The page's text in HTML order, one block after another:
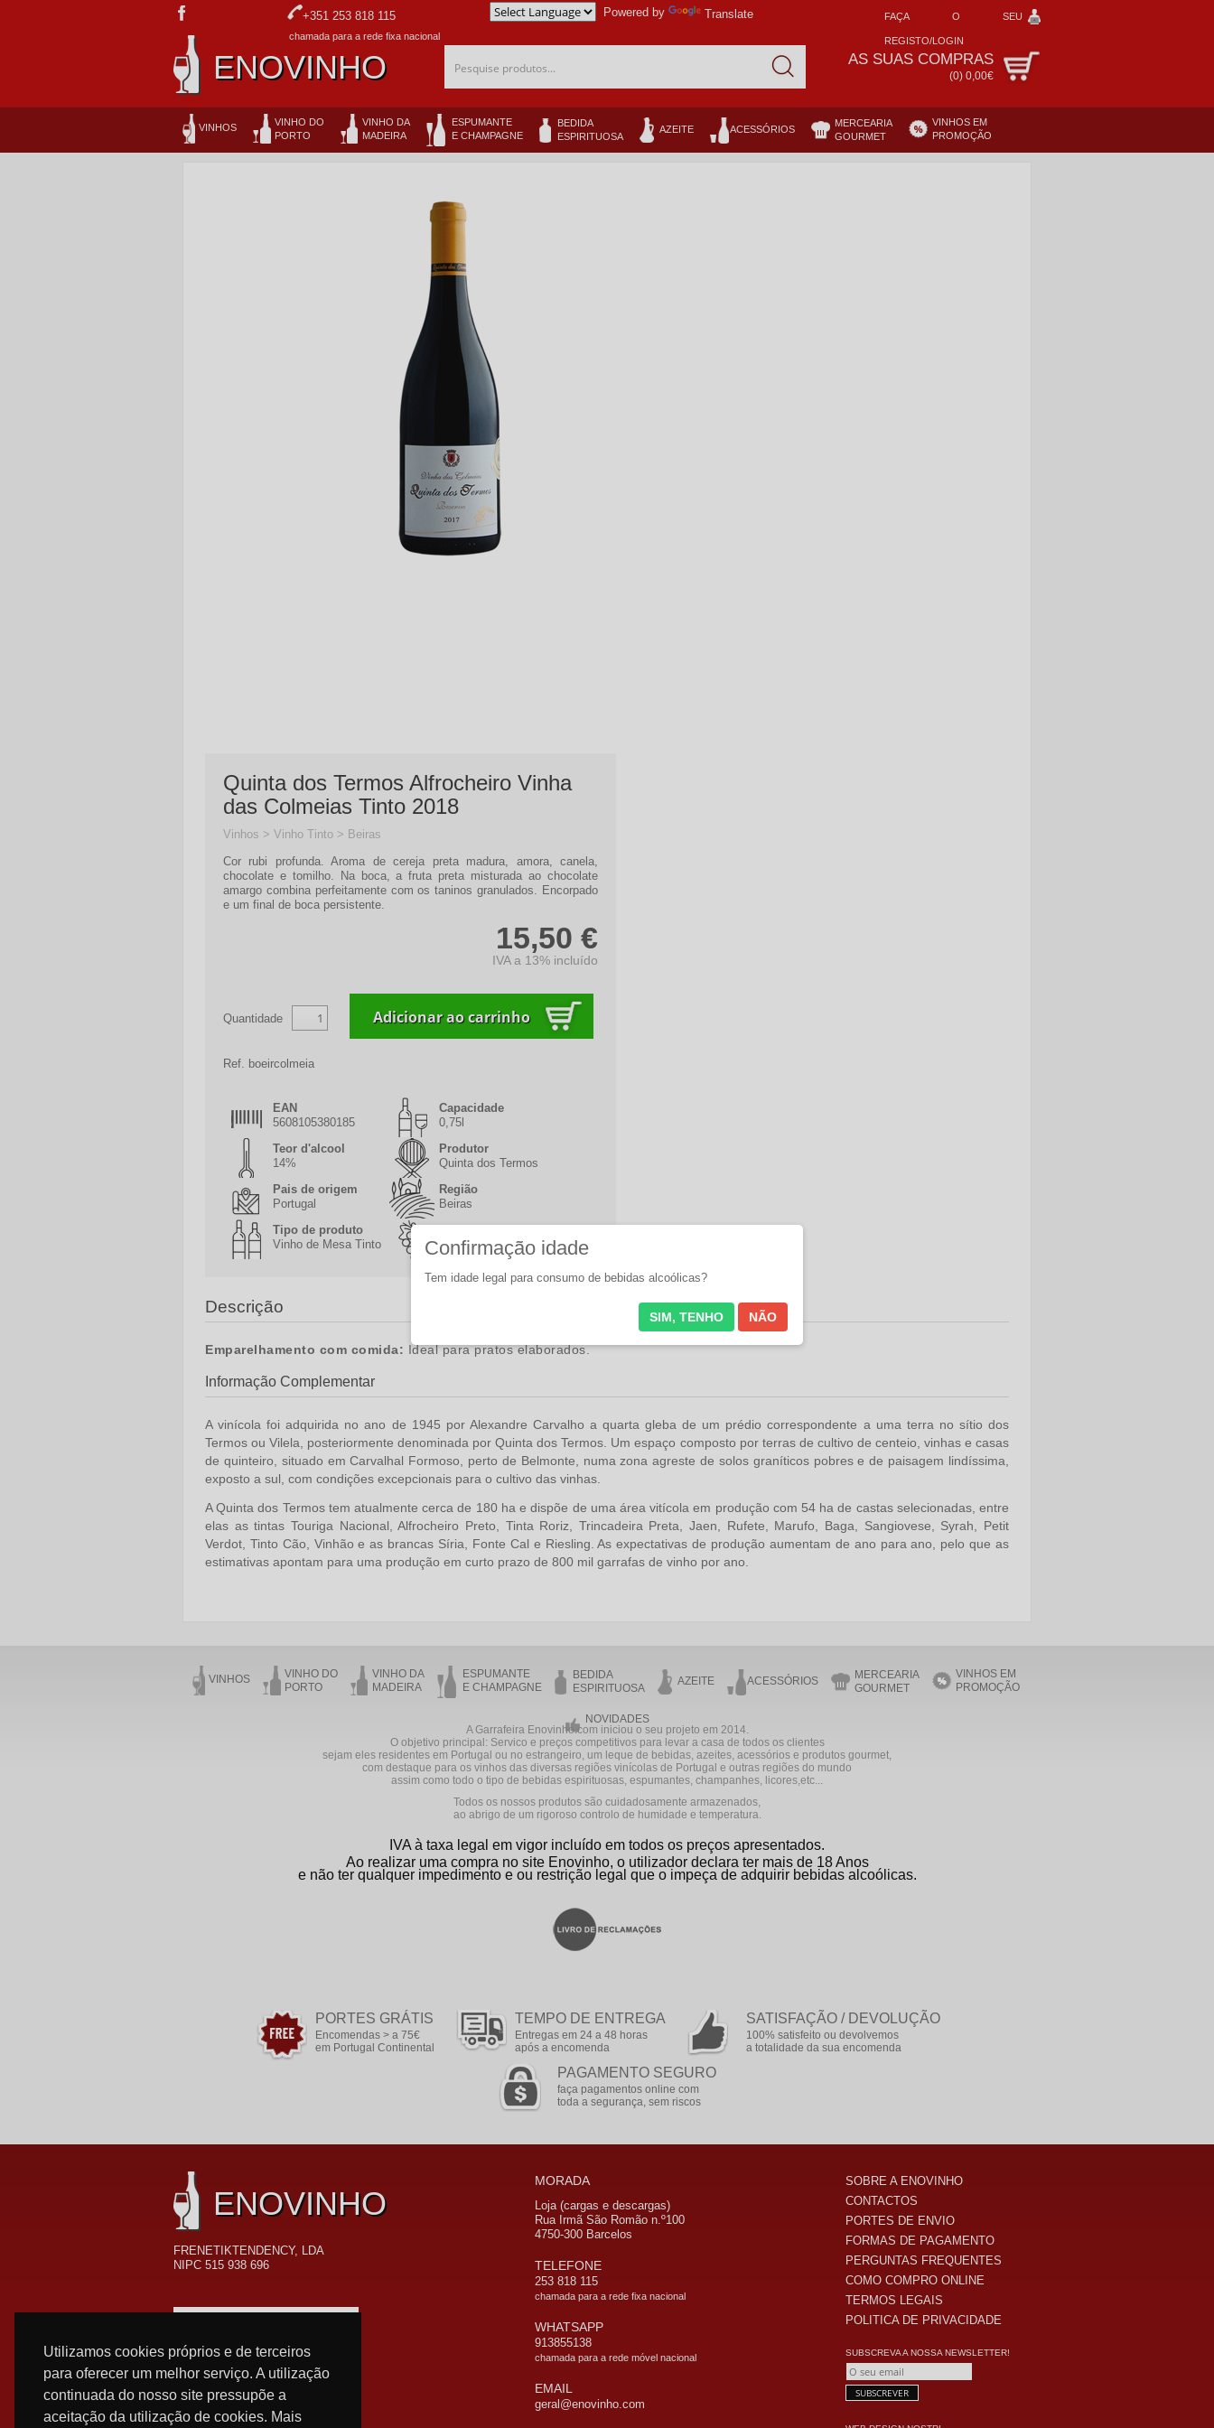
Utilizamos cookies próprios e de terceiros
para oferecer um melhor serviço. A utilização
continuada do nosso site pressupõe a
aceitação da utilização de cookies. Mais
+351 253 818 115
chamada para a rede fixa nacional
Powered by Translate FAÇA O SEU
REGISTO/LOGIN
ENOVINHO Pesquise produtos...
AS SUAS COMPRAS
(0) 0,00€
VINHOS
VINHO DO
PORTO
VINHO DA
MADEIRA
ESPUMANTE
E CHAMPAGNE
BEDIDA
ESPIRITUOSA
AZEITE ACESSÓRIOS
MERCEARIA
GOURMET
VINHOS EM
PROMOÇÃO
Quinta dos Termos Alfrocheiro Vinha
das Colmeias Tinto 2018
Vinhos > Vinho Tinto > Beiras
Cor rubi profunda. Aroma de cereja preta madura, amora, canela,
chocolate e tomilho. Na boca, a fruta preta misturada ao chocolate
amargo combina perfeitamente com os taninos granulados. Encorpado
e um final de boca persistente.
15,50 €
IVA a 13% incluído
Quantidade
Ref. boeircolmeia
EAN
5608105380185
Capacidade
0,75l
Teor d'alcool
14%
Produtor
Quinta dos Termos
Pais de origem
Portugal
Região
Beiras
Tipo de produto
Vinho de Mesa Tinto
Alfrocheiro
Descrição
Emparelhamento com comida: Ideal para pratos elaborados.
Informação Complementar
A vinícola foi adquirida no ano de 1945 por Alexandre Carvalho a quarta gleba de um prédio correspondente a uma terra no sítio dos
Termos ou Vilela, posteriormente denominada por Quinta dos Termos. Um espaço composto por terras de cultivo de centeio, vinhas e casas
de quinteiro, situado em Carvalhal Formoso, perto de Belmonte, numa zona agreste de solos graníticos pobres e de paisagem lindíssima,
exposto a sul, com condições excepcionais para o cultivo das vinhas.
A Quinta dos Termos tem atualmente cerca de 180 ha e dispõe de uma área vitícola em produção com 54 ha de castas selecionadas, entre
elas as tintas Touriga Nacional, Alfrocheiro Preto, Tinta Roriz, Trincadeira Preta, Jaen, Rufete, Marufo, Baga, Sangiovese, Syrah, Petit
Verdot, Tinto Cão, Vinhão e as brancas Síria, Fonte Cal e Riesling. As expectativas de produção aumentam de ano para ano, pelo que as
estimativas apontam para uma produção em curto prazo de 800 mil garrafas de vinho por ano.
VINHOS
VINHO DO
PORTO
VINHO DA
MADEIRA
ESPUMANTE
E CHAMPAGNE
BEDIDA
ESPIRITUOSA
AZEITE ACESSÓRIOS
MERCEARIA
GOURMET
VINHOS EM
PROMOÇÃO
NOVIDADES
A Garrafeira Enovinho.com iniciou o seu projeto em 2014.
O objetivo principal: Servico e preços competitivos para levar a casa de todos os clientes
sejam eles residentes em Portugal ou no estrangeiro, um leque de bebidas, azeites, acessórios e produtos gourmet,
com destaque para os vinhos das diversas regiões vinícolas de Portugal e outras regiões do mundo
assim como todo o tipo de bebidas espirituosas, espumantes, champanhes, licores,etc...
Todos os nossos produtos são cuidadosamente armazenados,
ao abrigo de um rigoroso controlo de humidade e temperatura.
IVA à taxa legal em vigor incluído em todos os preços apresentados.
Ao realizar uma compra no site Enovinho, o utilizador declara ter mais de 18 Anos
e não ter qualquer impedimento e ou restrição legal que o impeça de adquirir bebidas alcoólicas.
PORTES GRÁTIS
Encomendas > a 75€
em Portugal Continental
TEMPO DE ENTREGA
Entregas em 24 a 48 horas
após a encomenda
SATISFAÇÃO / DEVOLUÇÃO
100% satisfeito ou devolvemos
a totalidade da sua encomenda
PAGAMENTO SEGURO
faça pagamentos online com
toda a segurança, sem riscos
ENOVINHO
FRENETIKTENDENCY, LDA
NIPC 515 938 696
MORADA
Loja (cargas e descargas)
Rua Irmã São Romão n.º100
4750-300 Barcelos
TELEFONE
253 818 115
chamada para a rede fixa nacional
WHATSAPP
913855138
chamada para a rede móvel nacional
EMAIL
geral@enovinho.com
SOBRE A ENOVINHO
CONTACTOS
PORTES DE ENVIO
FORMAS DE PAGAMENTO
PERGUNTAS FREQUENTES
COMO COMPRO ONLINE
TERMOS LEGAIS
POLITICA DE PRIVACIDADE
SUBSCREVA A NOSSA NEWSLETTER!
Confirmação idade
Tem idade legal para consumo de bebidas alcoólicas?
SIM, TENHO NÃO